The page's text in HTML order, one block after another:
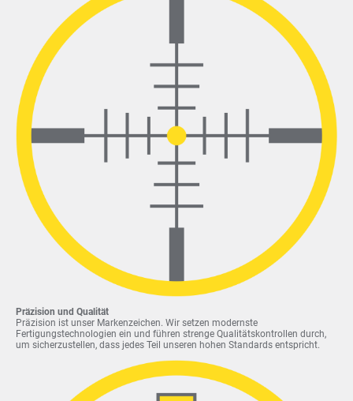
Präzision und Qualität
Präzision ist unser Markenzeichen. Wir setzen modernste
Fertigungstechnologien ein und führen strenge Qualitätskontrollen durch,
um sicherzustellen, dass jedes Teil unseren hohen Standards entspricht.